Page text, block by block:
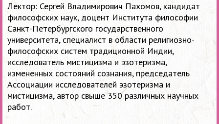
Лектор: Сергей Владимирович Пахомов, кандидат
философских наук, доцент Института философии
Санкт-Петербургского государственного
университета, специалист в области религиозно-
философских систем традиционной Индии,
исследователь мистицизма и эзотеризма,
измененных состояний сознания, председатель
Ассоциации исследователей эзотеризма и
мистицизма, автор свыше 350 различных научных
работ.